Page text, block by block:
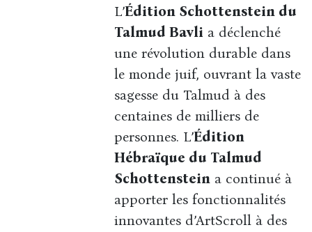
L’Édition Schottenstein du
Talmud Bavli a déclenché
une révolution durable dans
le monde juif, ouvrant la vaste
sagesse du Talmud à des
centaines de milliers de
personnes. L’Édition
Hébraïque du Talmud
Schottenstein a continué à
apporter les fonctionnalités
innovantes d’ArtScroll à des